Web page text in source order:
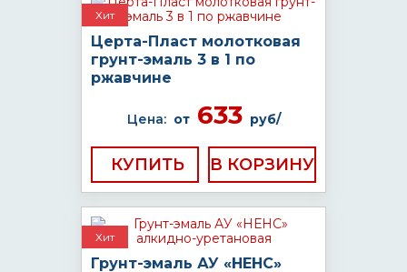
Хит
Церта-Пласт молотковая
грунт-эмаль 3 в 1 по
ржавчине
Цена: от633 руб/
КУПИТЬ
Хит
Грунт-эмаль АУ «НЕНС»